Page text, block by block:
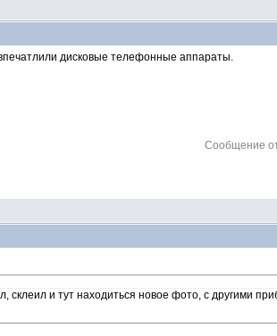
дисковые телефонные аппараты.
Сообщение
склеил и тут находиться новое фото, с другими